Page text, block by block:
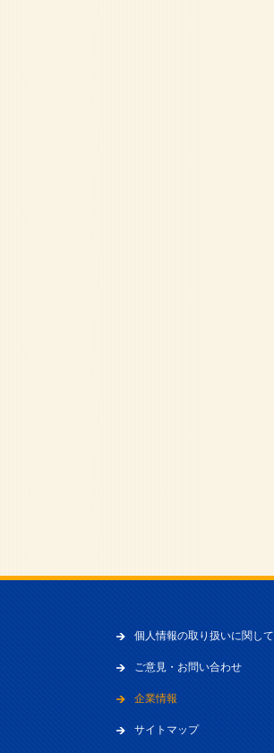
個人情報の取り扱いに関して
ご意見・お問い合わせ
企業情報
サイトマップ